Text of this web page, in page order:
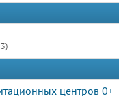
центров 0+